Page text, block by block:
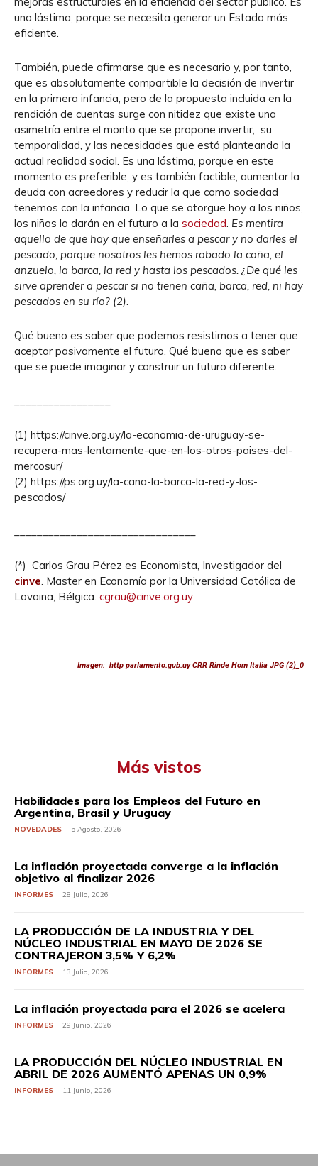
una lástima, porque se necesita generar un Estado más
eficiente.
También, puede afirmarse que es necesario y, por tanto,
que es absolutamente compartible la decisión de invertir
en la primera infancia, pero de la propuesta incluida en la
rendición de cuentas surge con nitidez que existe una
asimetría entre el monto que se propone invertir, su
temporalidad, y las necesidades que está planteando la
actual realidad social. Es una lástima, porque en este
momento es preferible, y es también factible, aumentar la
deuda con acreedores y reducir la que como sociedad
tenemos con la infancia. Lo que se otorgue hoy a los niños,
los niños lo darán en el futuro a la sociedad. Es mentira
aquello de que hay que enseñarles a pescar y no darles el
pescado, porque nosotros les hemos robado la caña, el
anzuelo, la barca, la red y hasta los pescados. ¿De qué les
sirve aprender a pescar si no tienen caña, barca, red, ni hay
pescados en su río? (2).
Qué bueno es saber que podemos resistirnos a tener que
aceptar pasivamente el futuro. Qué bueno que es saber
que se puede imaginar y construir un futuro diferente.
(1) https://cinve.org.uy/la-economia-de-uruguay-se-
recupera-mas-lentamente-que-en-los-otros-paises-del-
mercosur/
(2) https://ps.org.uy/la-cana-la-barca-la-red-y-los-
pescados/
(*) Carlos Grau Pérez es Economista, Investigador del
cinve. Master en Economía por la Universidad Católica de
Lovaina, Bélgica. cgrau@cinve.org.uy
Imagen: http parlamento.gub.uy CRR Rinde Hom Italia JPG (2)_0
Más vistos
Habilidades para los Empleos del Futuro en
Argentina, Brasil y Uruguay
NOVEDADES 5 Agosto, 2026
La inflación proyectada converge a la inflación
objetivo al finalizar 2026
INFORMES 28 Julio, 2026
LA PRODUCCIÓN DE LA INDUSTRIA Y DEL
NÚCLEO INDUSTRIAL EN MAYO DE 2026 SE
CONTRAJERON 3,5% Y 6,2%
INFORMES 13 Julio, 2026
La inflación proyectada para el 2026 se acelera
INFORMES 29 Junio, 2026
LA PRODUCCIÓN DEL NÚCLEO INDUSTRIAL EN
ABRIL DE 2026 AUMENTÓ APENAS UN 0,9%
INFORMES 11 Junio, 2026